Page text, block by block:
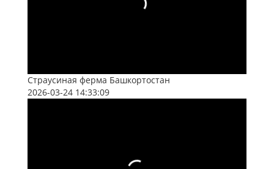
Страусиная ферма Башкортостан
2026-03-24 14:33:09